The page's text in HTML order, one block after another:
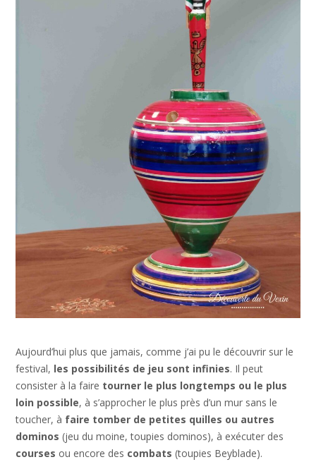
Aujourd’hui plus que jamais, comme j’ai pu le découvrir sur le
festival, les possibilités de jeu sont infinies. Il peut
consister à la faire tourner le plus longtemps ou le plus
loin possible, à s’approcher le plus près d’un mur sans le
toucher, à faire tomber de petites quilles ou autres
dominos (jeu du moine, toupies dominos), à exécuter des
courses ou encore des combats (toupies Beyblade).